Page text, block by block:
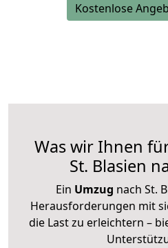
Kostenlose
Was wir Ihnen
St. Blasien
Ein Umzug nach St.
Herausforderungen mit
die Last zu erleichtern –